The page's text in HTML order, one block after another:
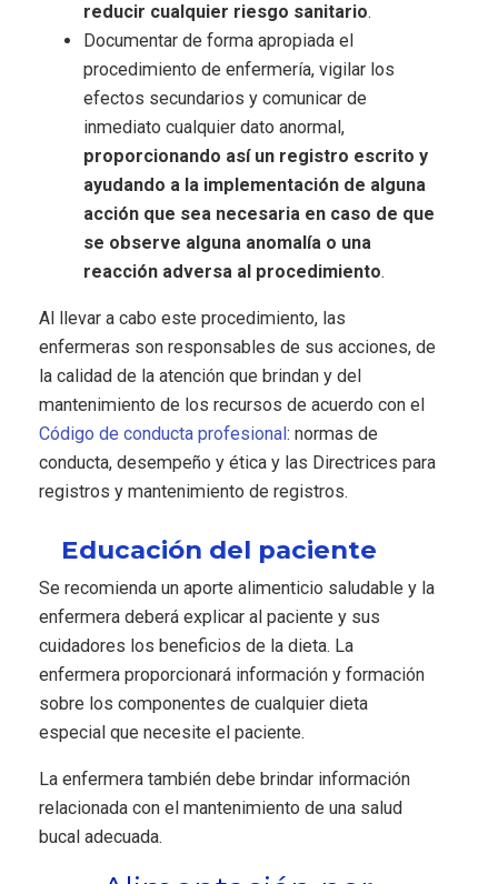
reducir cualquier riesgo sanitario.
Documentar de forma apropiada el
procedimiento de enfermería, vigilar los
efectos secundarios y comunicar de
inmediato cualquier dato anormal,
proporcionando así un registro escrito y
ayudando a la implementación de alguna
acción que sea necesaria en caso de que
se observe alguna anomalía o una
reacción adversa al procedimiento.
Al llevar a cabo este procedimiento, las
enfermeras son responsables de sus acciones, de
la calidad de la atención que brindan y del
mantenimiento de los recursos de acuerdo con el
Código de conducta profesional : normas de
conducta, desempeño y ética y las Directrices para
registros y mantenimiento de registros.
Educación del paciente
Se recomienda un aporte alimenticio saludable y la
enfermera deberá explicar al paciente y sus
cuidadores los beneficios de la dieta. La
enfermera proporcionará información y formación
sobre los componentes de cualquier dieta
especial que necesite el paciente.
La enfermera también debe brindar información
relacionada con el mantenimiento de una salud
bucal adecuada.